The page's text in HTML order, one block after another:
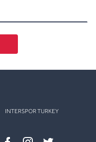
INTERSPOR TURKEY